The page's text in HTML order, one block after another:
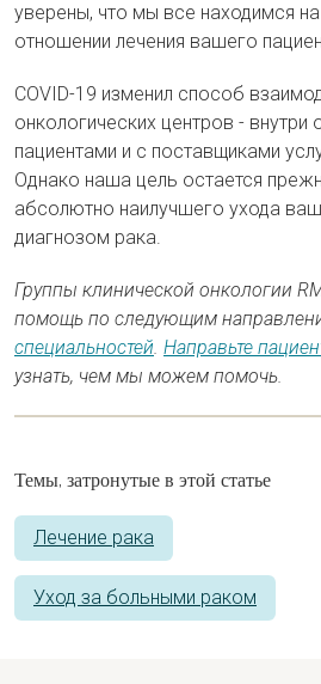
уверены, что мы все находимся
отношении лечения вашего
COVID-19 изменил способ
онкологических центров - внутри
пациентами и с поставщиками
Однако наша цель остается
абсолютно наилучшего ухода
диагнозом рака.
Группы клинической онкологии
помощь по следующим
специальностей. Направьте
узнать, чем мы можем помочь.
Темы, затронутые в этой статье
Лечение рака
Уход за больными раком